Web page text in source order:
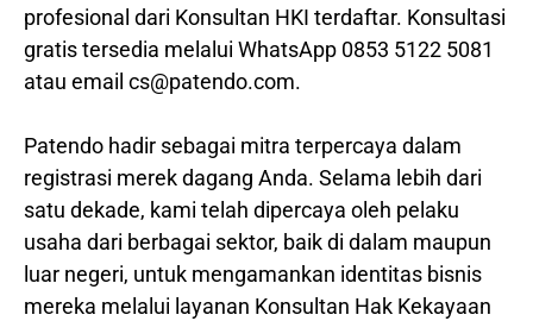
profesional dari Konsultan HKI terdaftar. Konsultasi
gratis tersedia melalui WhatsApp 0853 5122 5081
atau email cs@patendo.com.
Patendo hadir sebagai mitra terpercaya dalam
registrasi merek dagang Anda. Selama lebih dari
satu dekade, kami telah dipercaya oleh pelaku
usaha dari berbagai sektor, baik di dalam maupun
luar negeri, untuk mengamankan identitas bisnis
mereka melalui layanan Konsultan Hak Kekayaan